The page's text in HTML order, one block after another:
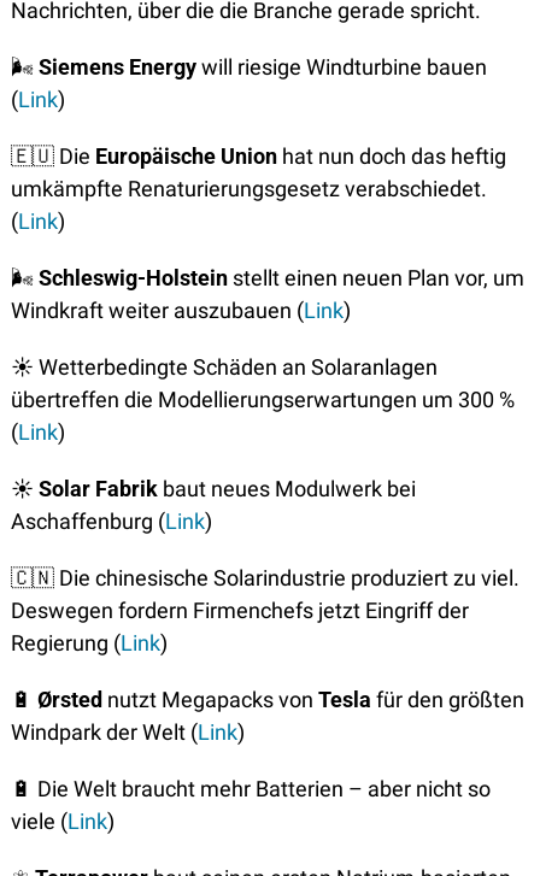
Nachrichten, über die die Branche gerade spricht.
🌬 Siemens Energy will riesige Windturbine bauen
(Link)
🇪🇺 Die Europäische Union hat nun doch das heftig
umkämpfte Renaturierungsgesetz verabschiedet.
(Link)
🌬 Schleswig-Holstein stellt einen neuen Plan vor, um
Windkraft weiter auszubauen (Link)
☀ Wetterbedingte Schäden an Solaranlagen
übertreffen die Modellierungserwartungen um 300 %
(Link)
☀ Solar Fabrik baut neues Modulwerk bei
Aschaffenburg (Link)
🇨🇳 Die chinesische Solarindustrie produziert zu viel.
Deswegen fordern Firmenchefs jetzt Eingriff der
Regierung (Link)
🔋 Ørsted nutzt Megapacks von Tesla für den größten
Windpark der Welt (Link)
🔋 Die Welt braucht mehr Batterien – aber nicht so
viele (Link)